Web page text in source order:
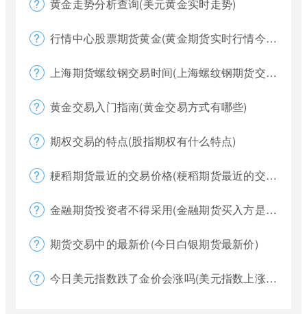
黄金走势分析查询(美元黄金实时走势)
行情中心股票期货黄金(黄金期货实时行情今天)
上海期货螺纹钢交易时间(上海螺纹钢期货交割)
黄金交易入门指南(黄金交易方式有哪些)
期权交易的特点(股指期权有什么特点)
粳稻期货最近的交易价格(粳稻期货最近的交易价格是什么)
金融期货投资者不得采用(金融期货买入方是否有履约权利)
期货交易中的最新价(今日白银期货最新价)
今日美元指数跌了金价会涨吗(美元指数上涨金价下跌)